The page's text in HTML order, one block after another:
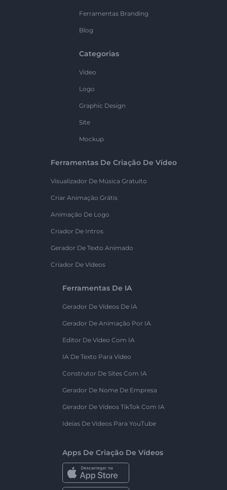
Ferramentas Branding
Blog
Categorias
Vídeo
Logo
Graphic Design
Site
Mockup
Ferramentas De Criação De Vídeo
Visualizador De Música Gratuito
Criar Animação Grátis
Animação De Logo
Criador De Intros
Gerador De Texto Animado
Criador De Vídeos
Ferramentas De IA
Gerador De Vídeos De IA
Gerador De Animação Por IA
Editor De Vídeo Com IA
IA De Texto Para Vídeo
Construtor De Sites Com IA
Gerador De Nome De Empresa
Gerador De Vídeos TikTok Com IA
Ideias De Vídeos Para YouTube
Apps De Criação De Vídeos